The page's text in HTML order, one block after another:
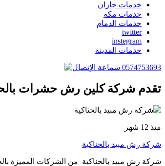
خدمات جازان
خدمات مكة
خدمات الدمام
twitter
instegram
خدمات المدينة
0574753693
تقدم شركة كلين رش حشرات
منذ 12 شهر
شركة رش مبيد بالحناكية
شركة رش مبيد بالحناكية من الشركات المميزة